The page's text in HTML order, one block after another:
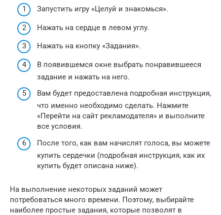
Запустить игру «Целуй и знакомься».
Нажать на сердце в левом углу.
Нажать на кнопку «Задания».
В появившемся окне выбрать понравившееся
задание и нажать на него.
Вам будет предоставлена подробная инструкция,
что именно необходимо сделать. Нажмите
«Перейти на сайт рекламодателя» и выполните
все условия.
После того, как вам начислят голоса, вы можете
купить сердечки (подробная инструкция, как их
купить будет описана ниже).
На выполнение некоторых заданий может
потребоваться много времени. Поэтому, выбирайте
наиболее простые задания, которые позволят в